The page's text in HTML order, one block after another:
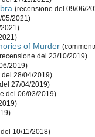
(recensione del 09/06/
05/2021)
of Murder
del 23/10/2019)
2019)
del 28/04/2019)
27/04/2019)
del 06/03/2019)
10/11/2018)